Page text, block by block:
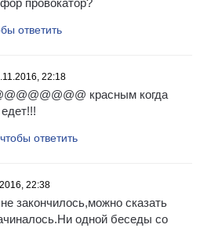
провокатор?
ответить
22:18
красным когда
ответить
22:38
закончилось,можно сказать
одной беседы со